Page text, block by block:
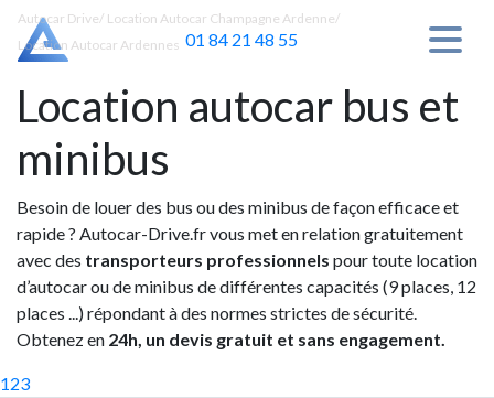
01 84 21 48 55
Autocar Drive/ Location Autocar Champagne Ardenne/
Location Autocar Ardennes
Location autocar bus et
minibus
Besoin de louer des bus ou des minibus de façon efficace et
rapide ? Autocar-Drive.fr vous met en relation gratuitement
avec des transporteurs professionnels pour toute location
d’autocar ou de minibus de différentes capacités (9 places, 12
places ...) répondant à des normes strictes de sécurité.
Obtenez en 24h, un devis gratuit et sans engagement.
123